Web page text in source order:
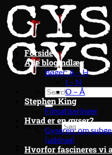
Fortsæt
til
indhold
Search for:
Forside
Alle blogindlæg
Bøger: A – H
I – N
O – Å
Stephen King
Filmatiseringer
Hvad er en gyser?
Gyseren: om
(uddrag)
Hvorfor fascineres vi